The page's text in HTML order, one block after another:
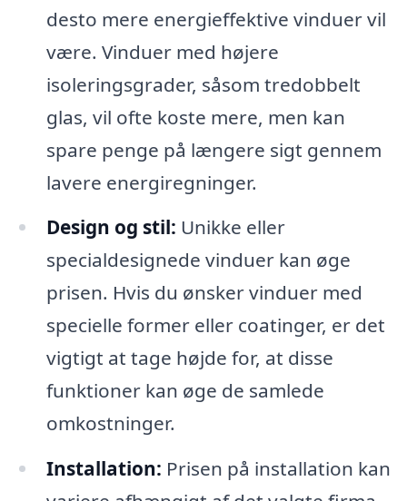
desto mere energieffektive vinduer vil
være. Vinduer med højere
isoleringsgrader, såsom tredobbelt
glas, vil ofte koste mere, men kan
spare penge på længere sigt gennem
lavere energiregninger.
Design og stil: Unikke eller
specialdesignede vinduer kan øge
prisen. Hvis du ønsker vinduer med
specielle former eller coatinger, er det
vigtigt at tage højde for, at disse
funktioner kan øge de samlede
omkostninger.
Installation: Prisen på installation kan